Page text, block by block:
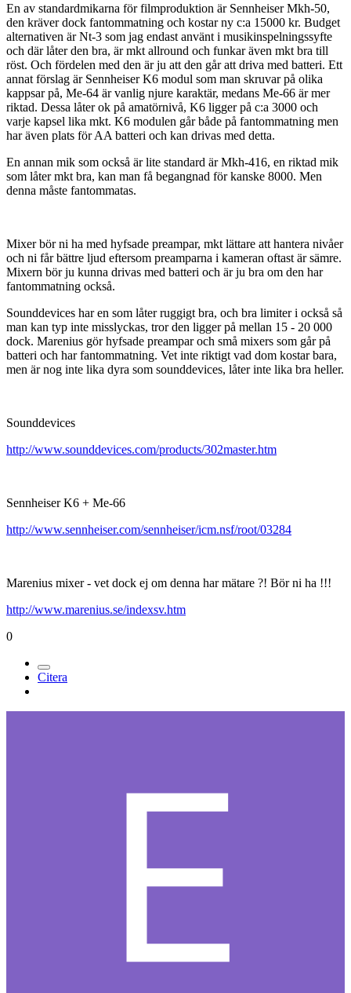
En av standardmikarna för filmproduktion är Sennheiser Mkh-50,
den kräver dock fantommatning och kostar ny c:a 15000 kr. Budget
alternativen är Nt-3 som jag endast använt i musikinspelningssyfte
och där låter den bra, är mkt allround och funkar även mkt bra till
röst. Och fördelen med den är ju att den går att driva med batteri. Ett
annat förslag är Sennheiser K6 modul som man skruvar på olika
kappsar på, Me-64 är vanlig njure karaktär, medans Me-66 är mer
riktad. Dessa låter ok på amatörnivå, K6 ligger på c:a 3000 och
varje kapsel lika mkt. K6 modulen går både på fantommatning men
har även plats för AA batteri och kan drivas med detta.
En annan mik som också är lite standard är Mkh-416, en riktad mik
som låter mkt bra, kan man få begangnad för kanske 8000. Men
denna måste fantommatas.
Mixer bör ni ha med hyfsade preampar, mkt lättare att hantera nivåer
och ni får bättre ljud eftersom preamparna i kameran oftast är sämre.
Mixern bör ju kunna drivas med batteri och är ju bra om den har
fantommatning också.
Sounddevices har en som låter ruggigt bra, och bra limiter i också så
man kan typ inte misslyckas, tror den ligger på mellan 15 - 20 000
dock. Marenius gör hyfsade preampar och små mixers som går på
batteri och har fantommatning. Vet inte riktigt vad dom kostar bara,
men är nog inte lika dyra som sounddevices, låter inte lika bra heller.
Sounddevices
http://www.sounddevices.com/products/302master.htm
Sennheiser K6 + Me-66
http://www.sennheiser.com/sennheiser/icm.nsf/root/03284
Marenius mixer - vet dock ej om denna har mätare ?! Bör ni ha !!!
http://www.marenius.se/indexsv.htm
0
Citera